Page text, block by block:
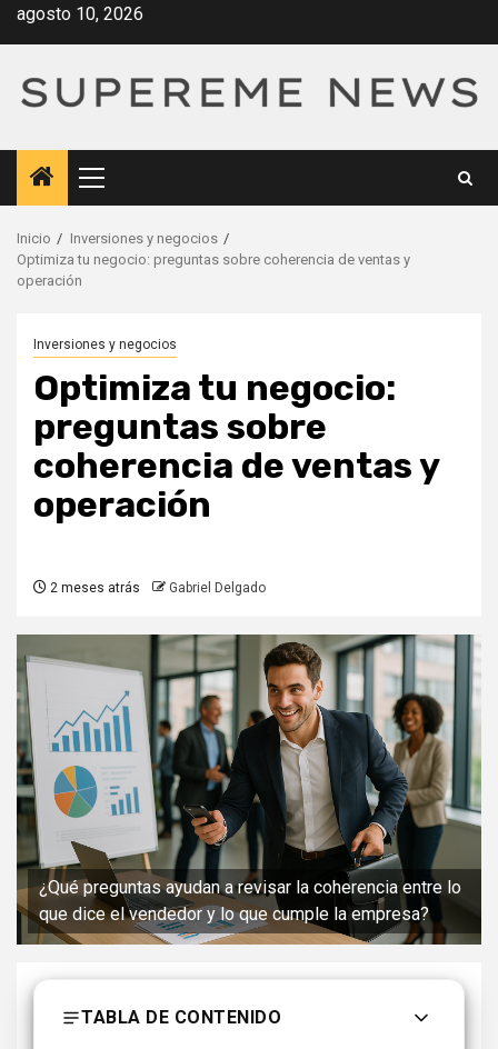
Saltar
agosto 10, 2026
Menú
principal
Inicio
Inversiones y negocios
Optimiza tu negocio: preguntas sobre coherencia de ventas y
operación
Inversiones y negocios
Optimiza tu negocio:
preguntas sobre
coherencia de ventas y
operación
2 meses atrás Gabriel Delgado
¿Qué preguntas ayudan a revisar la coherencia entre lo
que dice el vendedor y lo que cumple la empresa?
TABLA DE CONTENIDO